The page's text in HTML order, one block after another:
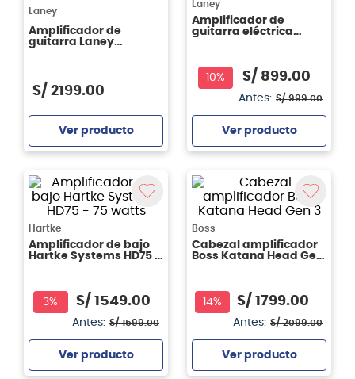
Laney
Amplificador de
guitarra Laney
S/ 2199.00
Ver producto
Laney
Amplificador de
guitarra eléctrica
10% S/ 899.00
Antes: S/ 999.00
Ver producto
Hartke
Amplificador de bajo
Hartke Systems HD75 -
3% S/ 1549.00
Antes: S/ 1599.00
Ver producto
Boss
Cabezal amplificador
Boss Katana Head Gen
14% S/ 1799.00
Antes: S/ 2099.00
Ver producto